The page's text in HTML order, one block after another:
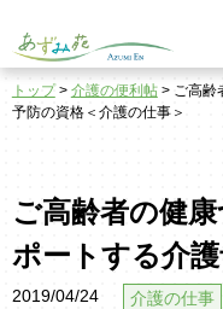
トップ> 介護の便利帖> ご高齢
予防の資格＜介護の仕事＞
ご高齢者の健
ポートする介
2019/04/24 介護の仕事